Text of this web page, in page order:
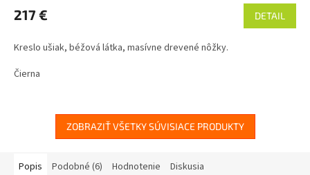
217 € DETAIL
Kreslo ušiak, béžová látka, masívne drevené nôžky.
Čierna
ZOBRAZIŤ VŠETKY SÚVISIACE PRODUKTY
Popis Podobné (6) Hodnotenie Diskusia